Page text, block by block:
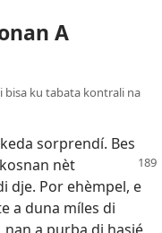
A
bisa ku tabata kontrali na
sorprendí. Bes
nèt
dje. Por ehèmpel, e
a duna míles di